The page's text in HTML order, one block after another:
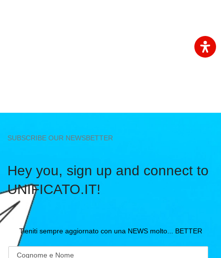
SUBSCRIBE OUR NEWSBETTER
Hey you, sign up and connect to
UNIFICATO.IT!
Tieniti sempre aggiornato con una NEWS molto... BETTER